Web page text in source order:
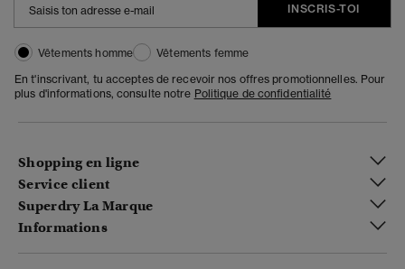
INSCRIS-TOI
Vêtements homme
Vêtements femme
En t'inscrivant, tu acceptes de recevoir nos offres promotionnelles. Pour
plus d'informations, consulte notre Politique de confidentialité
Shopping en ligne
Service client
Superdry La Marque
Informations